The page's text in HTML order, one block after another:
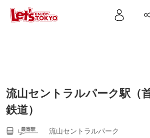
流山セントラルパーク駅（
鉄道）
流山セントラルパーク